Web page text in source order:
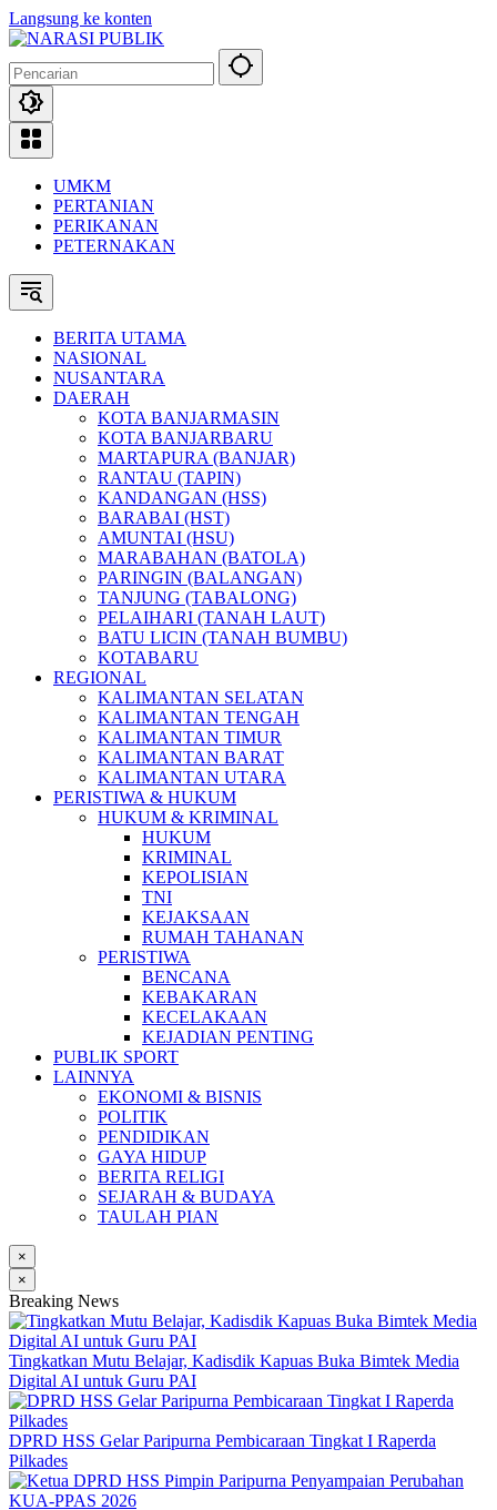
Langsung ke konten
UMKM
PERTANIAN
PERIKANAN
PETERNAKAN
BERITA UTAMA
NASIONAL
NUSANTARA
DAERAH
KOTA BANJARMASIN
KOTA BANJARBARU
MARTAPURA (BANJAR)
RANTAU (TAPIN)
KANDANGAN (HSS)
BARABAI (HST)
AMUNTAI (HSU)
MARABAHAN (BATOLA)
PARINGIN (BALANGAN)
TANJUNG (TABALONG)
PELAIHARI (TANAH LAUT)
BATU LICIN (TANAH BUMBU)
KOTABARU
REGIONAL
KALIMANTAN SELATAN
KALIMANTAN TENGAH
KALIMANTAN TIMUR
KALIMANTAN BARAT
KALIMANTAN UTARA
PERISTIWA & HUKUM
HUKUM & KRIMINAL
HUKUM
KRIMINAL
KEPOLISIAN
TNI
KEJAKSAAN
RUMAH TAHANAN
PERISTIWA
BENCANA
KEBAKARAN
KECELAKAAN
KEJADIAN PENTING
PUBLIK SPORT
LAINNYA
EKONOMI & BISNIS
POLITIK
PENDIDIKAN
GAYA HIDUP
BERITA RELIGI
SEJARAH & BUDAYA
TAULAH PIAN
×
×
Breaking News
Tingkatkan Mutu Belajar, Kadisdik Kapuas Buka Bimtek Media
Digital AI untuk Guru PAI
DPRD HSS Gelar Paripurna Pembicaraan Tingkat I Raperda
Pilkades